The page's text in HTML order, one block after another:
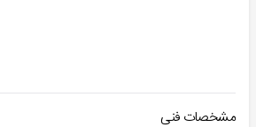
مشخصات فنی